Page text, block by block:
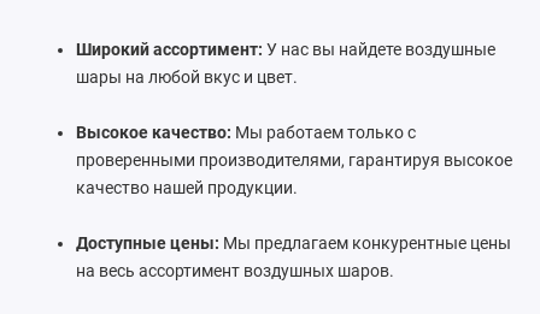
Широкий ассортимент: У нас вы найдете воздушные
шары на любой вкус и цвет.
Высокое качество: Мы работаем только с
проверенными производителями, гарантируя высокое
качество нашей продукции.
Доступные цены: Мы предлагаем конкурентные цены
на весь ассортимент воздушных шаров.